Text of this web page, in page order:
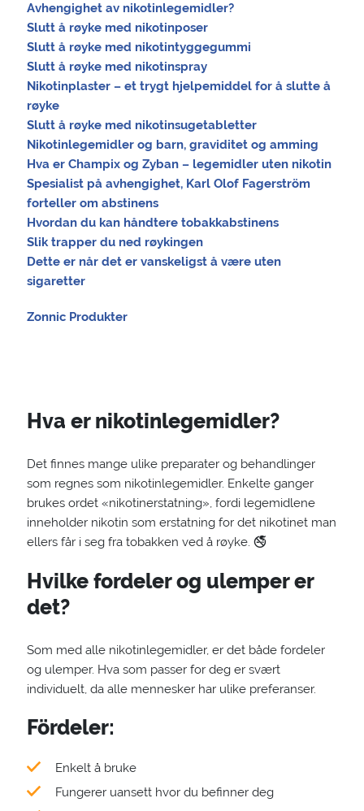
Avhengighet av nikotinlegemidler?
Slutt å røyke med nikotinposer
Slutt å røyke med nikotintyggegummi
Slutt å røyke med nikotinspray
Nikotinplaster – et trygt hjelpemiddel for å slutte å
røyke
Slutt å røyke med nikotinsugetabletter
Nikotinlegemidler og barn, graviditet og amming
Hva er Champix og Zyban – legemidler uten nikotin
Spesialist på avhengighet, Karl Olof Fagerström
forteller om abstinens
Hvordan du kan håndtere tobakkabstinens
Slik trapper du ned røykingen
Dette er når det er vanskeligst å være uten
sigaretter
Zonnic Produkter
Hva er nikotinlegemidler?
Det finnes mange ulike preparater og behandlinger
som regnes som nikotinlegemidler. Enkelte ganger
brukes ordet «nikotinerstatning», fordi legemidlene
inneholder nikotin som erstatning for det nikotinet man
ellers får i seg fra tobakken ved å røyke. 🚭
Hvilke fordeler og ulemper er
det?
Som med alle nikotinlegemidler, er det både fordeler
og ulemper. Hva som passer for deg er svært
individuelt, da alle mennesker har ulike preferanser.
Fördeler:
Enkelt å bruke
Fungerer uansett hvor du befinner deg